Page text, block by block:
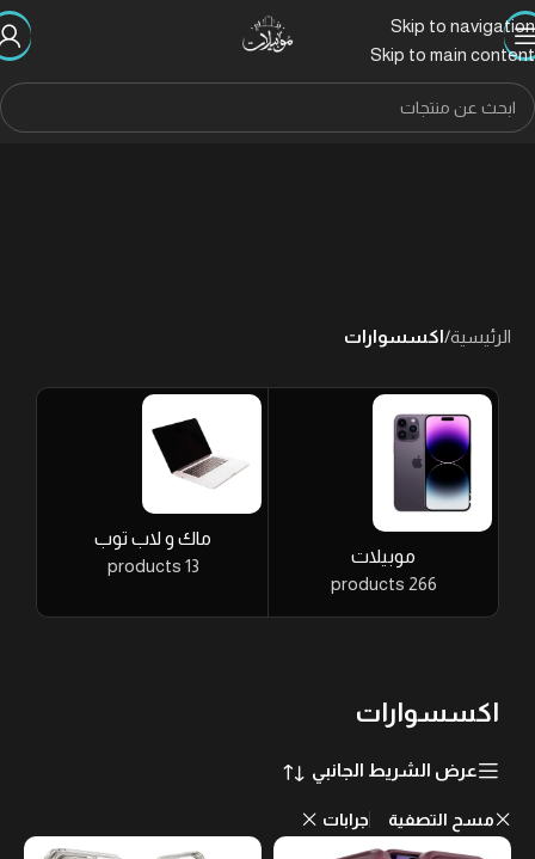
Skip to navigation
Skip to main content
الرئيسية/اكسسوارات
موبيلات
266 products
ماك و لاب توب
13 products
اكسسوارات
عرض الشريط الجانبي
مسح التصفية جرابات